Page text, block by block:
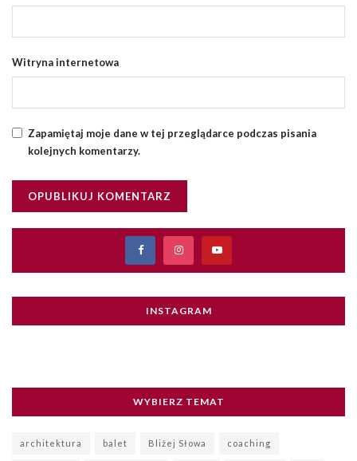
Witryna internetowa
Zapamiętaj moje dane w tej przeglądarce podczas pisania
kolejnych komentarzy.
INSTAGRAM
WYBIERZ TEMAT
architektura balet Bliżej Słowa coaching